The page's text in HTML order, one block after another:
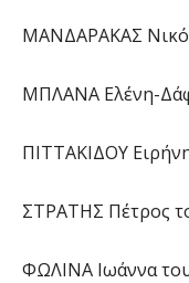
ΜΑΝΔΑΡΑΚΑΣ
ΜΠΛΑΝΑ Ελένη-
ΠΙΤΤΑΚΙΔΟΥ
ΣΤΡΑΤΗΣ Πέτρος
ΦΩΛΙΝΑ Ιωάννα